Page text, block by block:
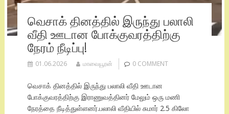
வெசாக் தினத்தில் இருந்து பலாலி
வீதி ஊடான போக்குவரத்திற்கு
நேரம் நீடிப்பு!
01.06.2026 மாவையூரன் 0 COMMENT
வெசாக் தினத்தில் இருந்து பலாலி வீதி ஊடான
போக்குவரத்திற்கு இராணுவத்தினர் மேலும் ஒரு மணி
நேரத்தை நீடித்துள்ளனர்.பலாலி வீதியில் சுமார் 2.5 கிலோ